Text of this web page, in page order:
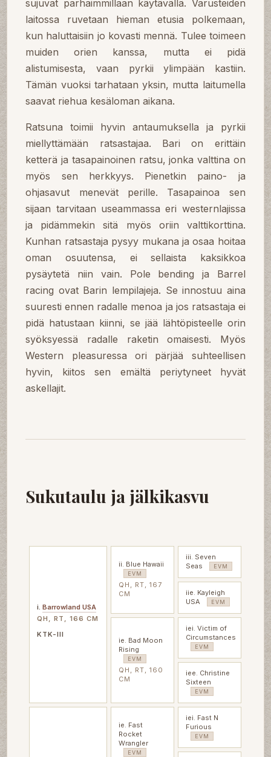
sujuvat parhaimmillaan käytävällä. Varusteiden
laitossa ruvetaan hieman etusia polkemaan,
kun haluttaisiin jo kovasti mennä. Tulee toimeen
muiden orien kanssa, mutta ei pidä
alistumisesta, vaan pyrkii ylimpään kastiin.
Tämän vuoksi tarhataan yksin, mutta laitumella
saavat riehua kesäloman aikana.
Ratsuna toimii hyvin antaumuksella ja pyrkii
miellyttämään ratsastajaa. Bari on erittäin
ketterä ja tasapainoinen ratsu, jonka valttina on
myös sen herkkyys. Pienetkin paino- ja
ohjasavut menevät perille. Tasapainoa sen
sijaan tarvitaan useammassa eri westernlajissa
ja pidämmekin sitä myös oriin valttikorttina.
Kunhan ratsastaja pysyy mukana ja osaa hoitaa
oman osuutensa, ei sellaista kaksikkoa
pysäytetä niin vain. Pole bending ja Barrel
racing ovat Barin lempilajeja. Se innostuu aina
suuresti ennen radalle menoa ja jos ratsastaja ei
pidä hatustaan kiinni, se jää lähtöpisteelle orin
syöksyessä radalle raketin omaisesti. Myös
Western pleasuressa ori pärjää suhteellisen
hyvin, kiitos sen emältä periytyneet hyvät
askellajit.
Sukutaulu ja jälkikasvu
i.Barrowland USA
QH, RT, 166 CM
KTK-III
ii. Blue Hawaii
EVM
QH, RT, 167
CM
iii. Seven
Seas
EVM
iie. Kayleigh
USA
EVM
ie. Bad Moon
Rising
EVM
QH, RT, 160
CM
iei. Victim of
Circumstances
EVM
iee. Christine
Sixteen
EVM
ie. Fast
Rocket
Wrangler
EVM
iei. Fast N
Furious
EVM